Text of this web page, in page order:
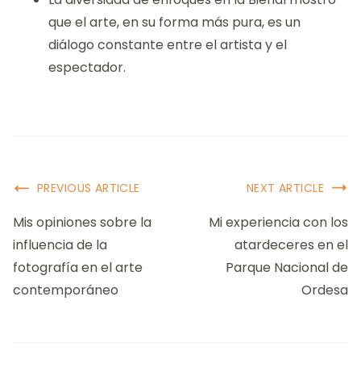
que el arte, en su forma más pura, es un
diálogo constante entre el artista y el
espectador.
Post
Navigation
PREVIOUS ARTICLE
Mis opiniones sobre la
influencia de la
fotografía en el arte
contemporáneo
NEXT ARTICLE
Mi experiencia con los
atardeceres en el
Parque Nacional de
Ordesa